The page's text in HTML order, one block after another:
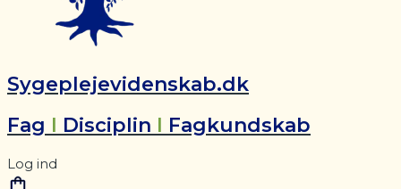
Sygeplejevidenskab.dk
Fag I Disciplin I Fagkundskab
Log ind